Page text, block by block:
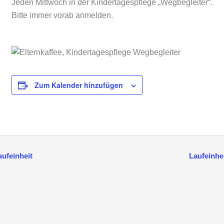
Jeden Mittwoch in der Kindertagespflege „Wegbegleiter“.
Bitte immer vorab anmelden.
Zum Kalender hinzufügen